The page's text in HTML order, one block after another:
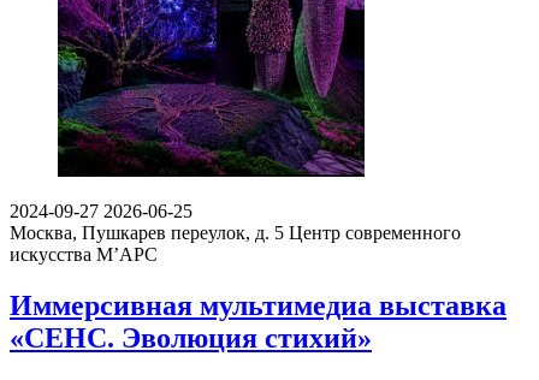
Поделитесь с своими впечатлениями от посещения. Напишите
о том, что вам понравилось, а что нет, что запомнилось, что
показалось интересным или необычным. Если вы ходили с
детьми, расскажите об их впечатлениях.
Будьте корректны, и соблюдайте правила приличия.
Смотрите также события